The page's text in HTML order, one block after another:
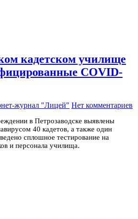
кадетском училище
COVID-
журнал "Лицей" Нет комментариев
в Петрозаводске выявлены
40 кадетов, а также один
сплошное тестирование на
и персонала училища.